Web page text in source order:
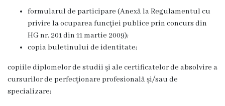
autorizaţiiilor
Ajutor
material
Petiții
online
formularul de participare (Anexă la Regulamentul cu
privire la ocuparea funcţiei publice prin concurs din
HG nr. 201 din 11 martie 2009);
copia buletinului de identitate;
copiile diplomelor de studii şi ale certificatelor de absolvire a
cursurilor de perfecţionare profesională şi/sau de
specializare;